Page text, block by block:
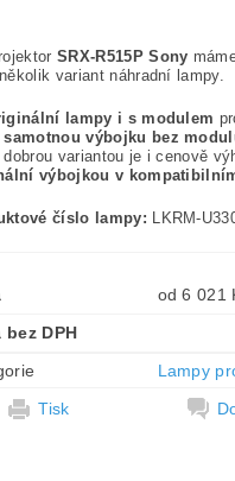
SRX-R515P Sony
variant náhradní lampy.
lampy i s modulem
samotnou výbojku bez
dobrou variantou je i cenově
výbojkou v
číslo lampy: LKRM-
bez DPH
Lampy
Tisk